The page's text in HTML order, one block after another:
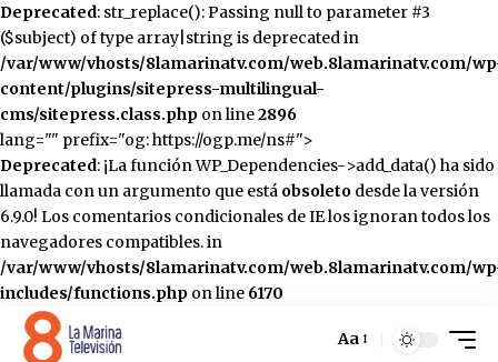
Deprecated: str_replace(): Passing null to parameter #3
($subject) of type array|string is deprecated in
/var/www/vhosts/8lamarinatv.com/web.8lamarinatv.com/
content/plugins/sitepress-multilingual-
cms/sitepress.class.php on line2896
lang="" prefix="og: https://ogp.me/ns#">
Deprecated: ¡La función WP_Dependencies->add_data() ha sido
llamada con un argumento que está obsoleto desde la versión
6.9.0! Los comentarios condicionales de IE los ignoran todos los
navegadores compatibles. in
/var/www/vhosts/8lamarinatv.com/web.8lamarinatv.com/
includes/functions.php on line 6170
Cambiar
Aa